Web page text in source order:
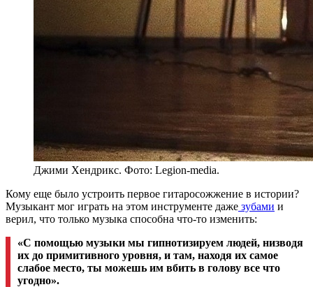
Джими Хендрикс. Фото: Legion-media.
Кому еще было устроить первое гитаросожжение в истории?
Музыкант мог играть на этом инструменте даже зубами и
верил, что только музыка способна что-то изменить:
«С помощью музыки мы гипнотизируем людей, низводя
их до примитивного уровня, и там, находя их самое
слабое место, ты можешь им вбить в голову все что
угодно».